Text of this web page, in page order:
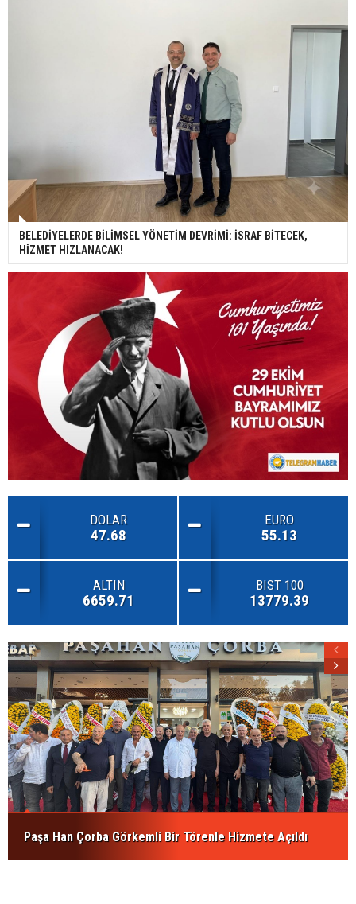
BELEDİYELERDE BİLİMSEL YÖNETİM DEVRİMİ: İSRAF BİTECEK,
HİZMET HIZLANACAK!
DOLAR
47.68
EURO
55.13
ALTIN
6659.71
BIST 100
13779.39
Paşa Han Çorba Görkemli Bir Törenle Hizmete Açıldı